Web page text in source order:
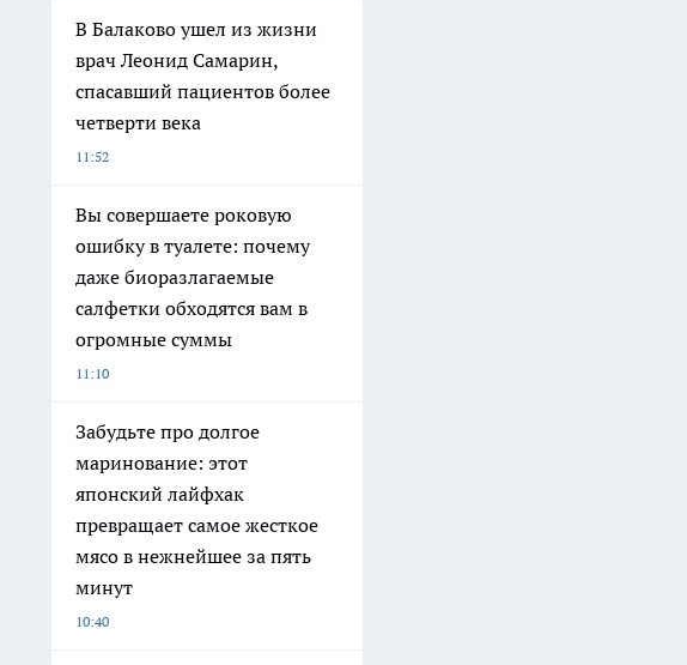
В Балаково ушел из жизни
врач Леонид Самарин,
спасавший пациентов более
четверти века
11:52
Вы совершаете роковую
ошибку в туалете: почему
даже биоразлагаемые
салфетки обходятся вам в
огромные суммы
11:10
Забудьте про долгое
маринование: этот
японский лайфхак
превращает самое жесткое
мясо в нежнейшее за пять
минут
10:40